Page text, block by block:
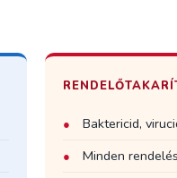
Baktericid,
Minden